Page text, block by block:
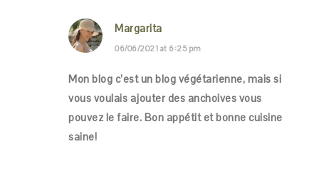
Margarita
06/06/2021 at 6:25 pm
Mon blog c’est un blog végétarienne, mais si
vous voulais ajouter des anchoives vous
pouvez le faire. Bon appétit et bonne cuisine
saine!